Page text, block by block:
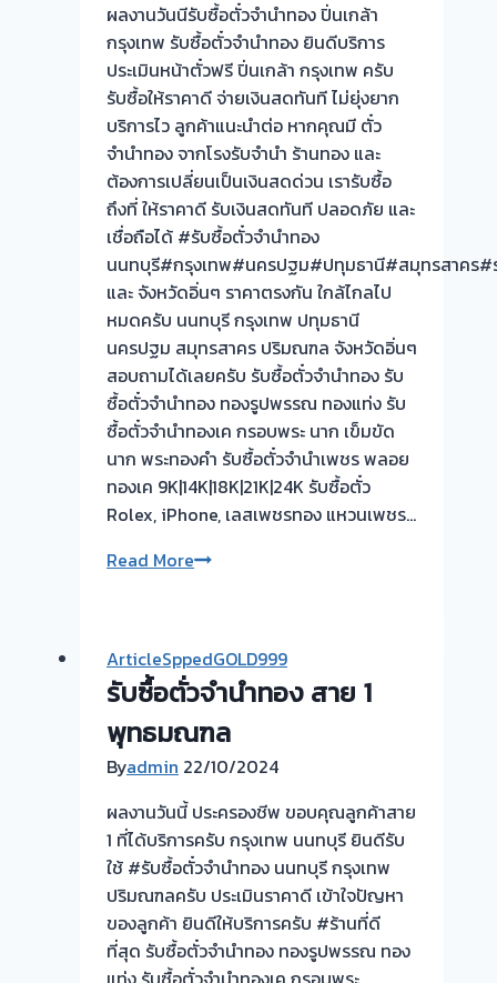
ทอง
ประเมิน
ตั๋ว
ฟรี
จ่าย
เงิน
ทันที
ไม่
ต้อง
รอ
จบ
หน้า
งาน
📌
รับ
ซื้อ
ตั๋ว
จำนำ
ทอง
ซื้อ
ท่า
อิฐ
นนทบุรี
ผลงานวันนีรับซื้อตั๋วจำนำทอง ปิ่นเกล้า
กรุงเทพ รับซื้อตั๋วจำนำทอง ยินดีบริการ
ประเมินหน้าตั๋วฟรี ปิ่นเกล้า กรุงเทพ ครับ
รับซื้อให้ราคาดี จ่ายเงินสดทันที ไม่ยุ่งยาก
บริการไว ลูกค้าแนะนำต่อ หากคุณมี ตั๋ว
จำนำทอง จากโรงรับจำนำ ร้านทอง และ
ต้องการเปลี่ยนเป็นเงินสดด่วน เรารับซื้อ
ถึงที่ ให้ราคาดี รับเงินสดทันที ปลอดภัย และ
เชื่อถือได้ #รับซื้อตั๋วจำนำทอง
นนทบุรี#กรุงเทพ#นครปฐม#ปทุมธานี#สมุทรสาคร#
และ จังหวัดอิ่นๆ ราคาตรงกัน ใกล้ไกลไป
หมดครับ นนทบุรี กรุงเทพ ปทุมธานี
นครปฐม สมุทรสาคร ปริมณฑล จังหวัดอิ่นๆ
สอบถามได้เลยครับ รับซื้อตั๋วจำนำทอง รับ
ซื้อตั๋วจำนำทอง ทองรูปพรรณ ทองแท่ง รับ
ซื้อตั๋วจำนำทองเค กรอบพระ นาก เข็มขัด
นาก พระทองคำ รับซื้อตั๋วจำนำเพชร พลอย
ทองเค 9K|14K|18K|21K|24K รับซื้อตั๋ว
Rolex, iPhone, เลสเพชรทอง แหวนเพชร…
Read Moreรับ
ทอง
ยินดี
บริการ
ไถ่ถอน
ถึง
โรง
จำนำ
ร้าน
ทอง
ประเมิน
หน้า
ArticleSppedGOLD999
รับซื้อตั่วจำนำทอง สาย 1
พุทธมณฑล
Byadmin 22/10/2024
ผลงานวันนี้ ประครองชีพ ขอบคุณลูกค้าสาย
1 ที่ได้บริการครับ กรุงเทพ นนทบุรี ยินดีรับ
ใช้ #รับซื้อตั๋วจำนำทอง นนทบุรี กรุงเทพ
ปริมณฑลครับ ประเมินราคาดี เข้าใจปัญหา
ของลูกค้า ยินดีให้บริการครับ #ร้านที่ดี
ที่สุด รับซื้อตั๋วจำนำทอง ทองรูปพรรณ ทอง